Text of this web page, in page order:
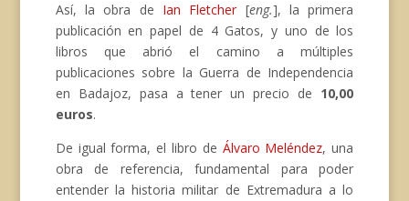
Así, la obra de Ian Fletcher [eng.], la primera
publicación en papel de 4 Gatos, y uno de los
libros que abrió el camino a múltiples
publicaciones sobre la Guerra de Independencia
en Badajoz, pasa a tener un precio de 10,00
euros.
De igual forma, el libro de Álvaro Meléndez, una
obra de referencia, fundamental para poder
entender la historia militar de Extremadura a lo